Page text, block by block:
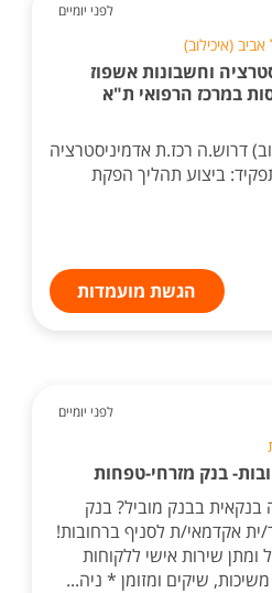
לפני יומיים
(איכילוב)
וחשבונות אשפוז
במרכז הרפואי ת"א
דרוש.ה רכז.ת אדמיניסטרציה
ביצוע תהליך הפקת
הגשת מועמדות
לפני יומיים
בנק מזרחי-טפחות
בנקאית בבנק מוביל? בנק
אקדמאי/ת לסניף ברחובות!
שירות אישי ללקוחות
שיקים ומזומן * ניה...